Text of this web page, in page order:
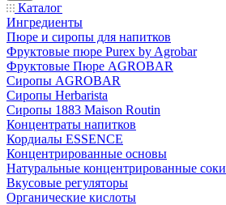
Каталог
Ингредиенты
Пюре и сиропы для напитков
Фруктовые пюре Purex by Agrobar
Фруктовые Пюре AGROBAR
Сиропы AGROBAR
Сиропы Herbarista
Сиропы 1883 Maison Routin
Концентраты напитков
Кордиалы ESSENCE
Концентрированные основы
Натуральные концентрированные соки
Вкусовые регуляторы
Органические кислоты